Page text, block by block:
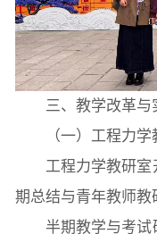
三、教学改革
（一）工程力
工程力学教研
期总结与青年教师教
半期教学与考